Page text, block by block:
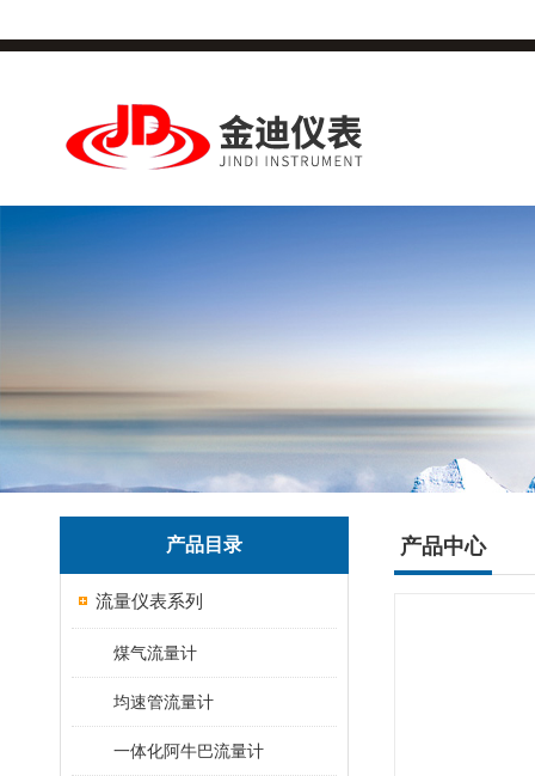
产品目录
流量仪表系列
煤气流量计
均速管流量计
一体化阿牛巴流量计
产品中心